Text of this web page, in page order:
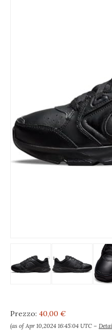
Prezzo: 40,00 €
(as of Apr 10,2024 16:45:04 UTC –